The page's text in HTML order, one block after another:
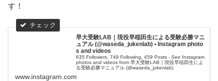
す！
早大受験LAB｜現役早稲田生による受験必勝マニ
ュアル (@waseda_jukenlab) • Instagram photo
s and videos
635 Followers, 749 Following, 459 Posts - See Instagram
photos and videos from 早大受験LAB｜現役早稲田生によ
る受験必勝マニュアル (@waseda_jukenlab)
www.instagram.com